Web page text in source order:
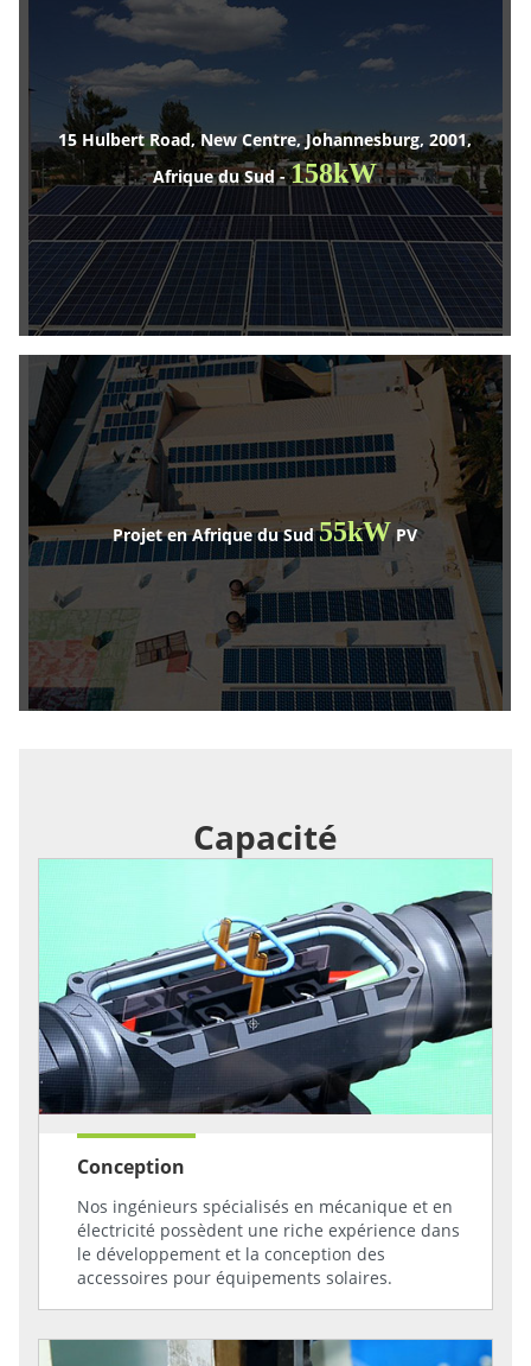
15 Hulbert Road, New Centre, Johannesburg, 2001,
Afrique du Sud -158kW
Projet en Afrique du Sud55kWPV
Capacité
Conception
Nos ingénieurs spécialisés en mécanique et en
électricité possèdent une riche expérience dans
le développement et la conception des
accessoires pour équipements solaires.